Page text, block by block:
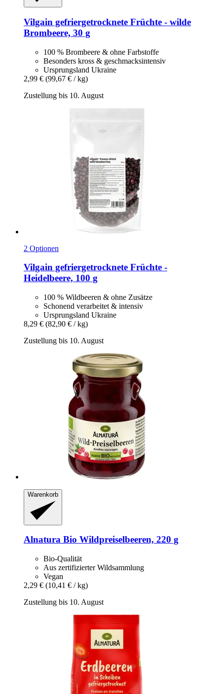
Vilgain gefriergetrocknete Früchte -​ wilde
Brombeere, 30 g
100 % Brombeere & ohne Farbstoffe
Besonders kross & geschmacksintensiv
Ursprungsland Ukraine
2,99 € (99,67 € / kg)
Zustellung bis 10. August
2 Optionen
Vilgain gefriergetrocknete Früchte -​
Heidelbeere, 100 g
100 % Wildbeeren & ohne Zusätze
Schonend verarbeitet & intensiv
Ursprungsland Ukraine
8,29 € (82,90 € / kg)
Zustellung bis 10. August
Warenkorb
Alnatura Bio Wildpreiselbeeren, 220 g
Bio-Qualität
Aus zertifizierter Wildsammlung
Vegan
2,29 € (10,41 € / kg)
Zustellung bis 10. August